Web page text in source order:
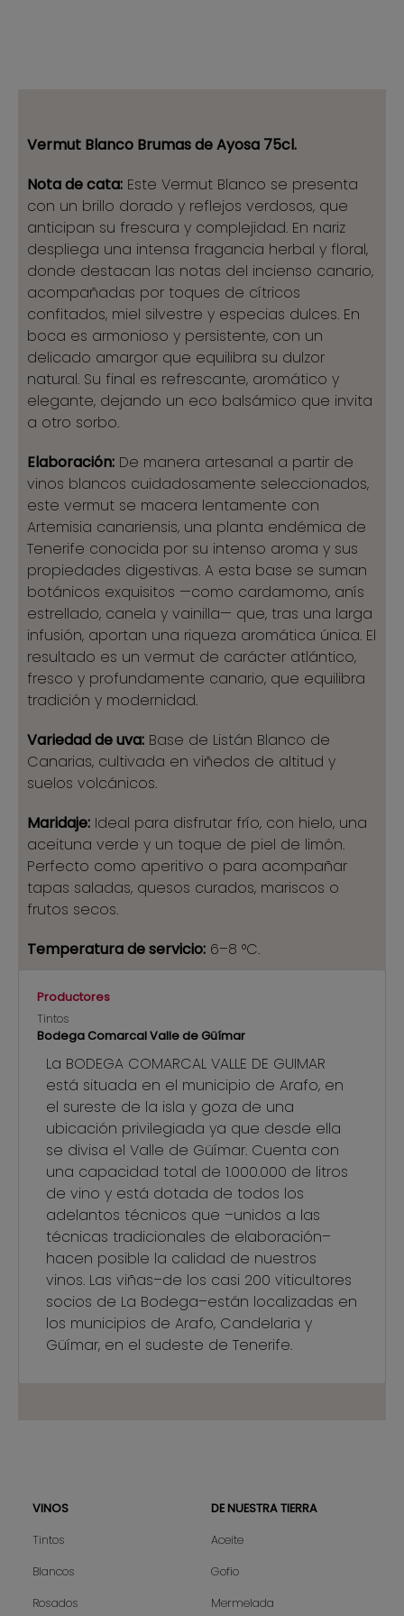
Vermut Blanco Brumas de Ayosa 75cl.
Nota de cata: Este Vermut Blanco se presenta
con un brillo dorado y reflejos verdosos, que
anticipan su frescura y complejidad. En nariz
despliega una intensa fragancia herbal y floral,
donde destacan las notas del incienso canario,
acompañadas por toques de cítricos
confitados, miel silvestre y especias dulces. En
boca es armonioso y persistente, con un
delicado amargor que equilibra su dulzor
natural. Su final es refrescante, aromático y
elegante, dejando un eco balsámico que invita
a otro sorbo.
Elaboración: De manera artesanal a partir de
vinos blancos cuidadosamente seleccionados,
este vermut se macera lentamente con
Artemisia canariensis, una planta endémica de
Tenerife conocida por su intenso aroma y sus
propiedades digestivas. A esta base se suman
botánicos exquisitos —como cardamomo, anís
estrellado, canela y vainilla— que, tras una larga
infusión, aportan una riqueza aromática única. El
resultado es un vermut de carácter atlántico,
fresco y profundamente canario, que equilibra
tradición y modernidad.
Variedad de uva: Base de Listán Blanco de
Canarias, cultivada en viñedos de altitud y
suelos volcánicos.
Maridaje: Ideal para disfrutar frío, con hielo, una
aceituna verde y un toque de piel de limón.
Perfecto como aperitivo o para acompañar
tapas saladas, quesos curados, mariscos o
frutos secos.
Temperatura de servicio: 6–8 °C.
Productores
Tintos
Bodega Comarcal Valle de Güímar
La BODEGA COMARCAL VALLE DE GUIMAR
está situada en el municipio de Arafo, en
el sureste de la isla y goza de una
ubicación privilegiada ya que desde ella
se divisa el Valle de Güímar. Cuenta con
una capacidad total de 1.000.000 de litros
de vino y está dotada de todos los
adelantos técnicos que –unidos a las
técnicas tradicionales de elaboración–
hacen posible la calidad de nuestros
vinos. Las viñas–de los casi 200 viticultores
socios de La Bodega–están localizadas en
los municipios de Arafo, Candelaria y
Güímar, en el sudeste de Tenerife.
Sitemap
VINOS
Tintos
Blancos
Rosados
DE NUESTRA TIERRA
Aceite
Gofio
Mermelada